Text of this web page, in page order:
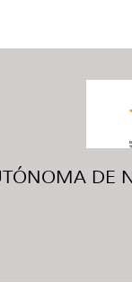
DE